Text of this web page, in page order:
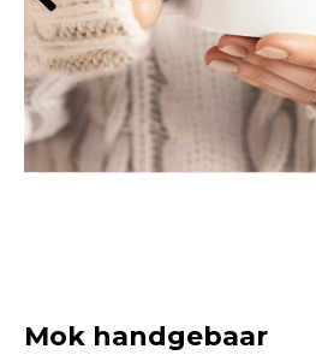
Mok handgebaar